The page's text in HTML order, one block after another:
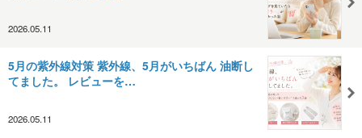
2026.05.11
5月の紫外線対策 紫外線、5月がいちばん 油断し
てました。 レビューを…
2026.05.11